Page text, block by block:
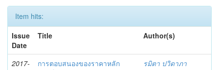
Item hits:
Issue
Date
Title Author(s)
2017-
การตอบสนองของราคาหลัก
รมิตา ปวิดาภา